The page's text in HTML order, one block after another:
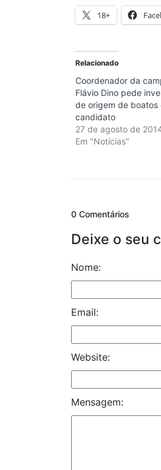
18+
Relacionado
Coordenador da
Flávio Dino pede
de origem de boatos
candidato
27 de agosto de
Em "Notícias"
0 Comentários
Deixe o seu
Nome:
Email:
Website:
Mensagem: